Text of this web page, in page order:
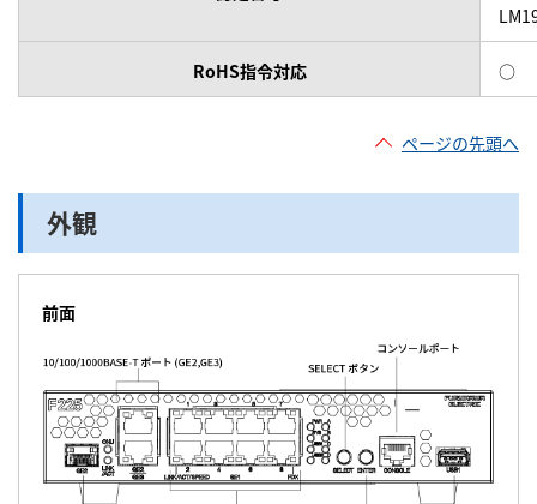
RoHS指令対応 ○
ページの先頭へ
外観
前面